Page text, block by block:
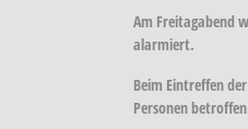
Am Freitagabend
alarmiert.
Beim Eintreffen
Personen